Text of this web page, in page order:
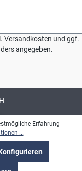
Versandkosten und ggf.
angegeben.
Erfahrung
...